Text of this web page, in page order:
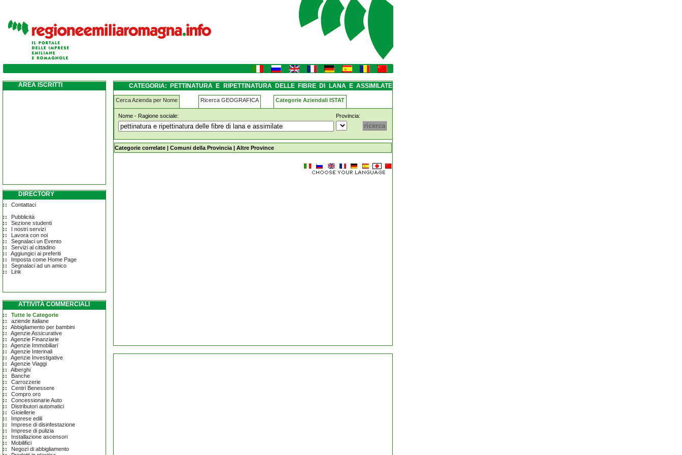
pettinatura-e-ripettinatura-delle-fibre-di-lana-e-assimilate modena
AREA ISCRITTI
DIRECTORY
Contattaci
Pubblicità
Sezione studenti
I nostri servizi
Lavora con noi
Segnalaci un Evento
Servizi al cittadino
Aggiungici ai preferiti
Imposta come Home Page
Segnalaci ad un amico
Link
ATTIVITÀ COMMERCIALI
Tutte le Categorie
aziende italiane
Abbigliamento per bambini
Agenzie Assicurative
Agenzie Finanziarie
Agenzie Immobiliari
Agenzie Interinali
Agenzie Investigative
Agenzie Viaggi
Alberghi
Banche
Carrozzerie
Centri Benessere
Compro oro
Concessionarie Auto
Distributori automatici
Gioiellerie
Imprese edili
Imprese di disinfestazione
Imprese di pulizia
Installazione ascensori
Mobilifici
Negozi di abbigliamento
CATEGORIA: PETTINATURA E RIPETTINATURA DELLE FIBRE DI LANA E ASSIMILATE
MODENA
Cerca Azienda per Nome Ricerca GEOGRAFICA Categorie Aziendali ISTAT
Nome - Ragione sociale: Provincia:
pettinatura-e-ripettinatura-delle-fibre-di-lana-e-assimilate modena
Categorie correlate | Comuni della Provincia | Altre Province